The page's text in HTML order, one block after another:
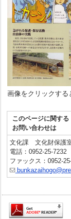
画像をクリックする
このページに関する
お問い合わせは
文化課 文化財保護
電話：0952-25-7232
ファックス：0952-